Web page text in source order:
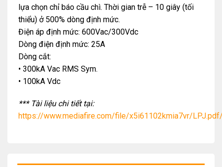
lựa chọn chỉ báo cầu chì. Thời gian trễ – 10 giây (tối
thiểu) ở 500% dòng định mức.
Điện áp định mức: 600Vac/300Vdc
Dòng điện định mức: 25A
Dòng cắt:
• 300kA Vac RMS Sym.
• 100kA Vdc
*** Tài liệu chi tiết tại:
https://www.mediafire.com/file/x5i61102kmia7vr/